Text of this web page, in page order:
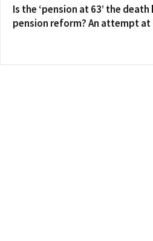
Is the ‘pension at 63’ the
pension reform? An attempt at